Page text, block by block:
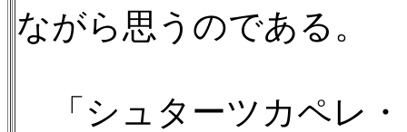
ながら思うのである。
「シュターツカペレ